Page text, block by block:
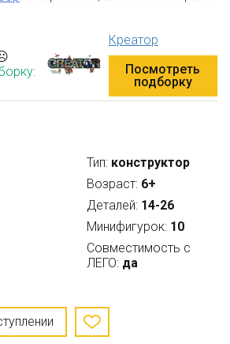
Креатор
Посмотреть
подборку
Тип: конструктор
Возраст: 6+
Деталей: 14-26
Минифигурок: 10
Совместимость с
ЛЕГО: да